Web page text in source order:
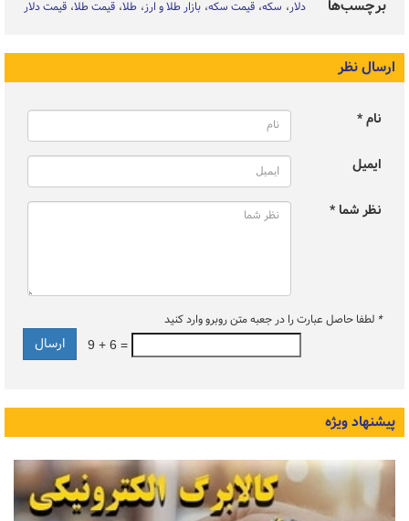
برچسب‌ها دلار سکه قیمت سکه بازار طلا و ارز طلا قیمت طلا قیمت دلار
ارسال نظر
نام *
ایمیل
نظر شما *
* لطفا حاصل عبارت را در جعبه متن روبرو وارد کنید
9 + 6 =
پیشنهاد ویژه